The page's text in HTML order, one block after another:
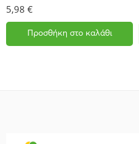
5,98 €
Προσθήκη στο καλάθι